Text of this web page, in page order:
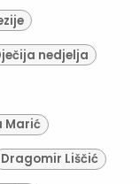
nedjelja
Marić
Dragomir Liščić